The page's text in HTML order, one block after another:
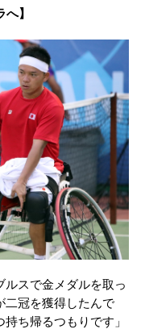
】
ルスで金メダルを取っ
二冠を獲得したんで
ち帰るつもりです」